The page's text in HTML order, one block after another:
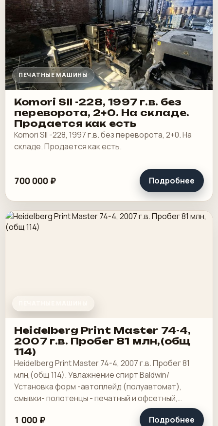
ПЕЧАТНЫЕ МАШИНЫ
Komori SII -228, 1997 г.в. без
переворота, 2+0. На складе.
Продается как есть
Komori SII -228, 1997 г.в. без переворота, 2+0. На
складе. Продается как есть.
700 000 ₽ Подробнее
Heidelberg Print Master 74-4,
2007 г.в. Пробег 81 млн,(общ
114)
Heidelberg Print Master 74-4, 2007 г.в. Пробег 81
млн,(общ 114). Увлажнение спирт Baldwin/
Установка форм -автоплейд (полуавтомат),
смывки- полотенцы - печатный и офсетный,
выносной пульт ClassicCenter -PM74 - краски и.
1 000 ₽ Подробнее